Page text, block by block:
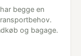
begge en
og bagage.